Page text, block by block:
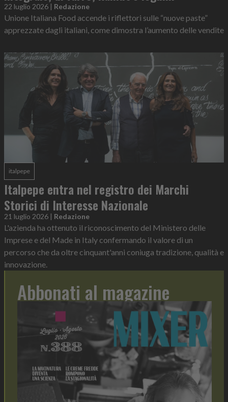
22 luglio 2026 | Redazione
Unione Italiana Food accende i riflettori sulle “nuove paste”
apprezzate dagli italiani, come dimostra l’aumento delle vendite
italpepe
Italpepe entra nel registro dei Marchi
Storici di Interesse Nazionale
21 luglio 2026 | Redazione
L'azienda ha ottenuto il riconoscimento del Ministero delle
Imprese e del Made in Italy confermando il valore di un
percorso che da oltre cinquant'anni coniuga tradizione, qualità e
innovazione.
Abbonati al magazine